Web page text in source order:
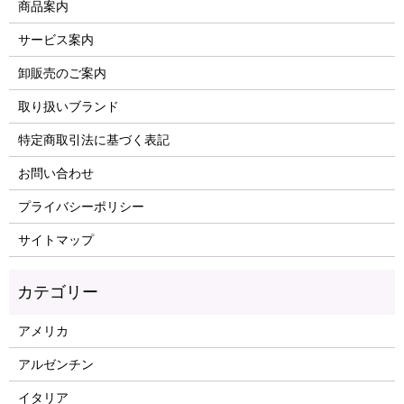
商品案内
サービス案内
卸販売のご案内
取り扱いブランド
特定商取引法に基づく表記
お問い合わせ
プライバシーポリシー
サイトマップ
アメリカ
アルゼンチン
イタリア